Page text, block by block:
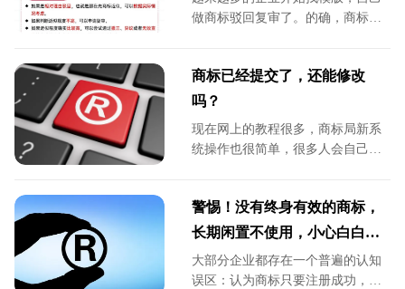
性？投入商业使用后是否会产生不
良社会影响？一系列问题，让这起
内热议的典型案例。
做商标驳回复审了。的确，商标可
商标已经提交了，还能修改
吗？
现在网上的教程很多，商标局新系
统操作也很简单，很多人会自己个
息填写错了。
警惕！没有终身有效的商标，
长期闲置不使用，小心白白拱
手让人！
大部分企业都存在一个普遍的认知
误区：认为商标只要注册成功，就